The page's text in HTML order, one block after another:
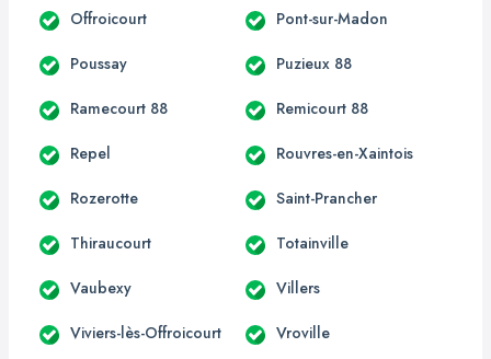
Offroicourt Pont-sur-Madon
Poussay Puzieux 88
Ramecourt 88 Remicourt 88
Repel Rouvres-en-Xaintois
Rozerotte Saint-Prancher
Thiraucourt Totainville
Vaubexy Villers
Viviers-lès-Offroicourt Vroville